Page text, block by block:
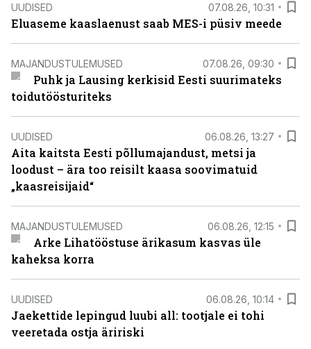
UUDISED 07.08.26, 10:31
Eluaseme kaaslaenust saab MES-i püsiv meede
MAJANDUSTULEMUSED 07.08.26, 09:30
Puhk ja Lausing kerkisid Eesti suurimateks
toidutöösturiteks
UUDISED 06.08.26, 13:27
Aita kaitsta Eesti põllumajandust, metsi ja
loodust – ära too reisilt kaasa soovimatuid
„kaasreisijaid“
MAJANDUSTULEMUSED 06.08.26, 12:15
Arke Lihatööstuse ärikasum kasvas üle
kaheksa korra
UUDISED 06.08.26, 10:14
Jaekettide lepingud luubi all: tootjale ei tohi
veeretada ostja äririski